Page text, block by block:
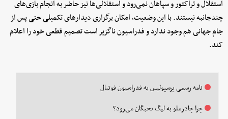
استقلال و تراکتور و سپاهان نمی‌رود و استقلالی‌ها نیز حاضر به انجام بازی‌های
چندجانبه نیستند. با این وضعیت، امکان برگزاری دیدارهای تکمیلی حتی پس از
جام جهانی هم وجود ندارد و فدراسیون ناگزیر است تصمیم قطعی خود را اعلام
کند.
نامه رسمی پرسپولیس به فدراسیون فوتبال
چرا چادرملو به لیگ نخبگان می‌رود؟